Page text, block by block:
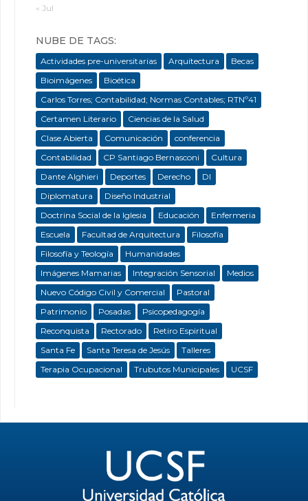
« Jul
NUBE DE TAGS:
Actividades pre-universitarias Arquitectura
Becas
Bioimágenes
Bioética
Carlos Torres; Contabilidad; Normas Contables; RTNº41
Certamen Literario
Ciencias de la Salud
Clase Abierta
Comunicación
conferencia
Contabilidad
CP Santiago Bernasconi
Cultura
Dante Alghieri
Deportes Derecho
DI
Diplomatura
Diseño Industrial
Doctrina Social de la Iglesia
Educación
Enfermeria
Escuela
Facultad de Arquitectura
Filosofía
Filosofía y Teología
Humanidades
Imágenes Mamarias
Integración Sensorial
Medios
Nuevo Código Civil y Comercial
Pastoral
Patrimonio
Posadas
Psicopedagogía
Reconquista
Rectorado
Retiro Espiritual
Santa Fe
Santa Teresa de Jesús
Talleres
Terapia Ocupacional
Trubutos Municipales UCSF